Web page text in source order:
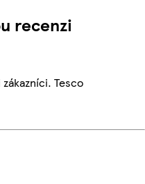
recenzi
Tesco